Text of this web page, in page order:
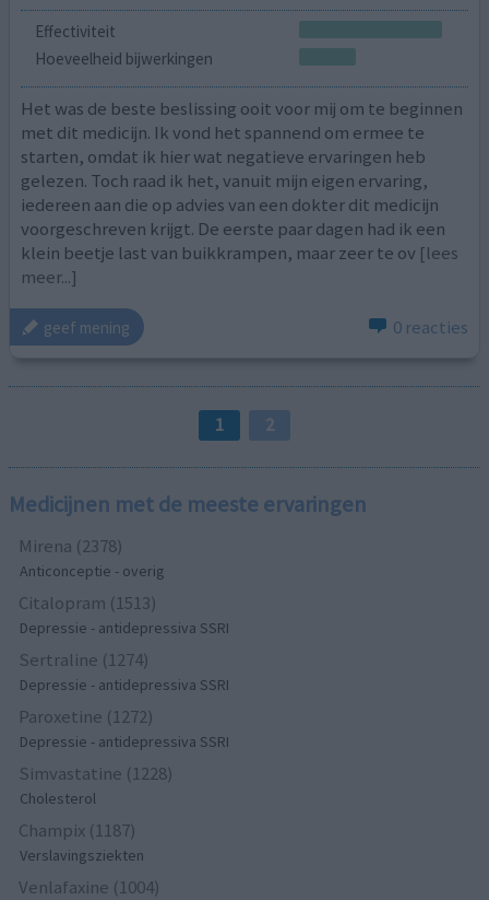
Effectiviteit
Hoeveelheid bijwerkingen
Het was de beste beslissing ooit voor mij om te beginnen
met dit medicijn. Ik vond het spannend om ermee te
starten, omdat ik hier wat negatieve ervaringen heb
gelezen. Toch raad ik het, vanuit mijn eigen ervaring,
iedereen aan die op advies van een dokter dit medicijn
voorgeschreven krijgt. De eerste paar dagen had ik een
klein beetje last van buikkrampen, maar zeer te ov [lees
meer...]
geef mening 0 reacties
1 2
Medicijnen met de meeste ervaringen
Mirena (2378)
Anticonceptie - overig
Citalopram (1513)
Depressie - antidepressiva SSRI
Sertraline (1274)
Depressie - antidepressiva SSRI
Paroxetine (1272)
Depressie - antidepressiva SSRI
Simvastatine (1228)
Cholesterol
Champix (1187)
Verslavingsziekten
Venlafaxine (1004)